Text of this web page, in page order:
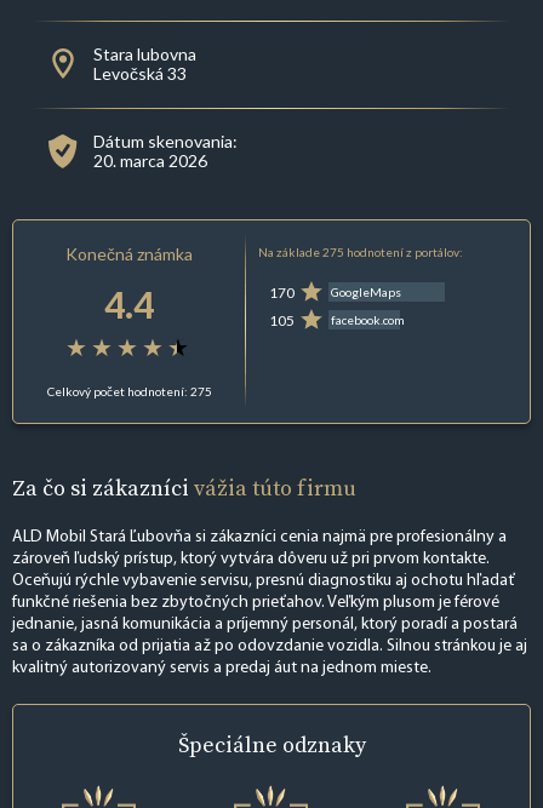
Stara lubovna
Levočská 33
Dátum skenovania:
20. marca 2026
Konečná známka
4.4
Celkový počet hodnotení: 275
Na základe 275 hodnotení z portálov:
170 GoogleMaps
105 facebook.com
Za čo si zákazníci vážia túto firmu
ALD Mobil Stará Ľubovňa si zákazníci cenia najmä pre profesionálny a
zároveň ľudský prístup, ktorý vytvára dôveru už pri prvom kontakte.
Oceňujú rýchle vybavenie servisu, presnú diagnostiku aj ochotu hľadať
funkčné riešenia bez zbytočných prieťahov. Veľkým plusom je férové
jednanie, jasná komunikácia a príjemný personál, ktorý poradí a postará
sa o zákazníka od prijatia až po odovzdanie vozidla. Silnou stránkou je aj
kvalitný autorizovaný servis a predaj áut na jednom mieste.
Špeciálne odznaky